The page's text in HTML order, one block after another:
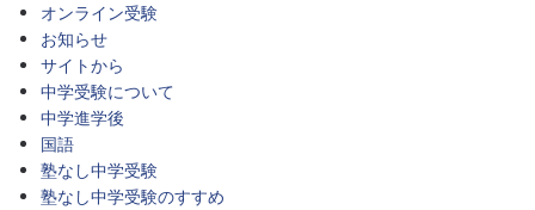
オンライン受験
お知らせ
サイトから
中学受験について
中学進学後
国語
塾なし中学受験
塾なし中学受験のすすめ